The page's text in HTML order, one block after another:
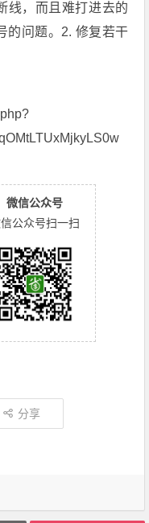
线，而且难打进去的
的问题。2. 修复若干
微信公众号
公众号扫一扫
分享